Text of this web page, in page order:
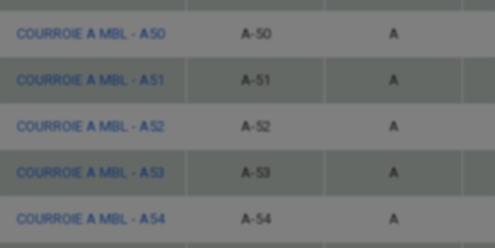
COURROIE A MBL - A50 A-50 A
COURROIE A MBL - A51 A-51 A
COURROIE A MBL - A52 A-52 A
COURROIE A MBL - A53 A-53 A
COURROIE A MBL - A54 A-54 A